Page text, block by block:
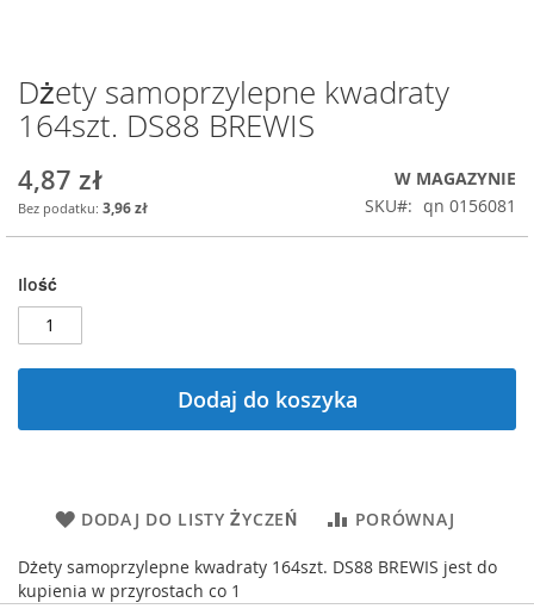
Przejdź
na
początek
Dżety samoprzylepne kwadraty
164szt. DS88 BREWIS
4,87 zł
3,96 zł
W MAGAZYNIE
SKU
qn 0156081
Ilość
Dodaj do koszyka
DODAJ DO LISTY ŻYCZEŃ PORÓWNAJ
Dżety samoprzylepne kwadraty 164szt. DS88 BREWIS jest do
kupienia w przyrostach co 1